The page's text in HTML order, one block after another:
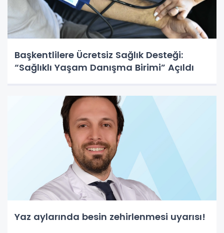
Başkentlilere Ücretsiz Sağlık Desteği:
“Sağlıklı Yaşam Danışma Birimi” Açıldı
Yaz aylarında besin zehirlenmesi uyarısı!